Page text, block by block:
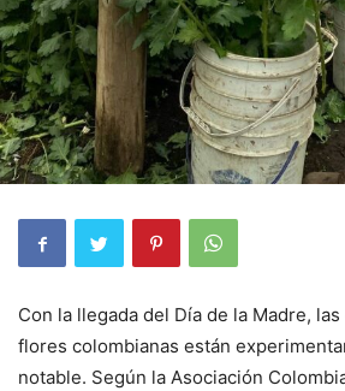
Con la llegada del Día de la Madre,
flores colombianas están
notable. Según la Asociación